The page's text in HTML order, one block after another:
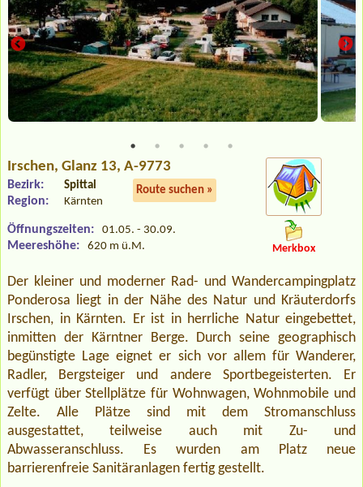
Irschen, Glanz 13, A-9773
Route suchen »
Bezirk: Spittal
Region: Kärnten
Öffnungszeiten: 01.05. - 30.09.
Meereshöhe: 620 m ü.M. Merkbox
Der kleiner und moderner Rad- und Wandercampingplatz
Ponderosa liegt in der Nähe des Natur und Kräuterdorfs
Irschen, in Kärnten. Er ist in herrliche Natur eingebettet,
inmitten der Kärntner Berge. Durch seine geographisch
begünstigte Lage eignet er sich vor allem für Wanderer,
Radler, Bergsteiger und andere Sportbegeisterten. Er
verfügt über Stellplätze für Wohnwagen, Wohnmobile und
Zelte. Alle Plätze sind mit dem Stromanschluss
ausgestattet, teilweise auch mit Zu- und
Abwasseranschluss. Es wurden am Platz neue
barrierenfreie Sanitäranlagen fertig gestellt.